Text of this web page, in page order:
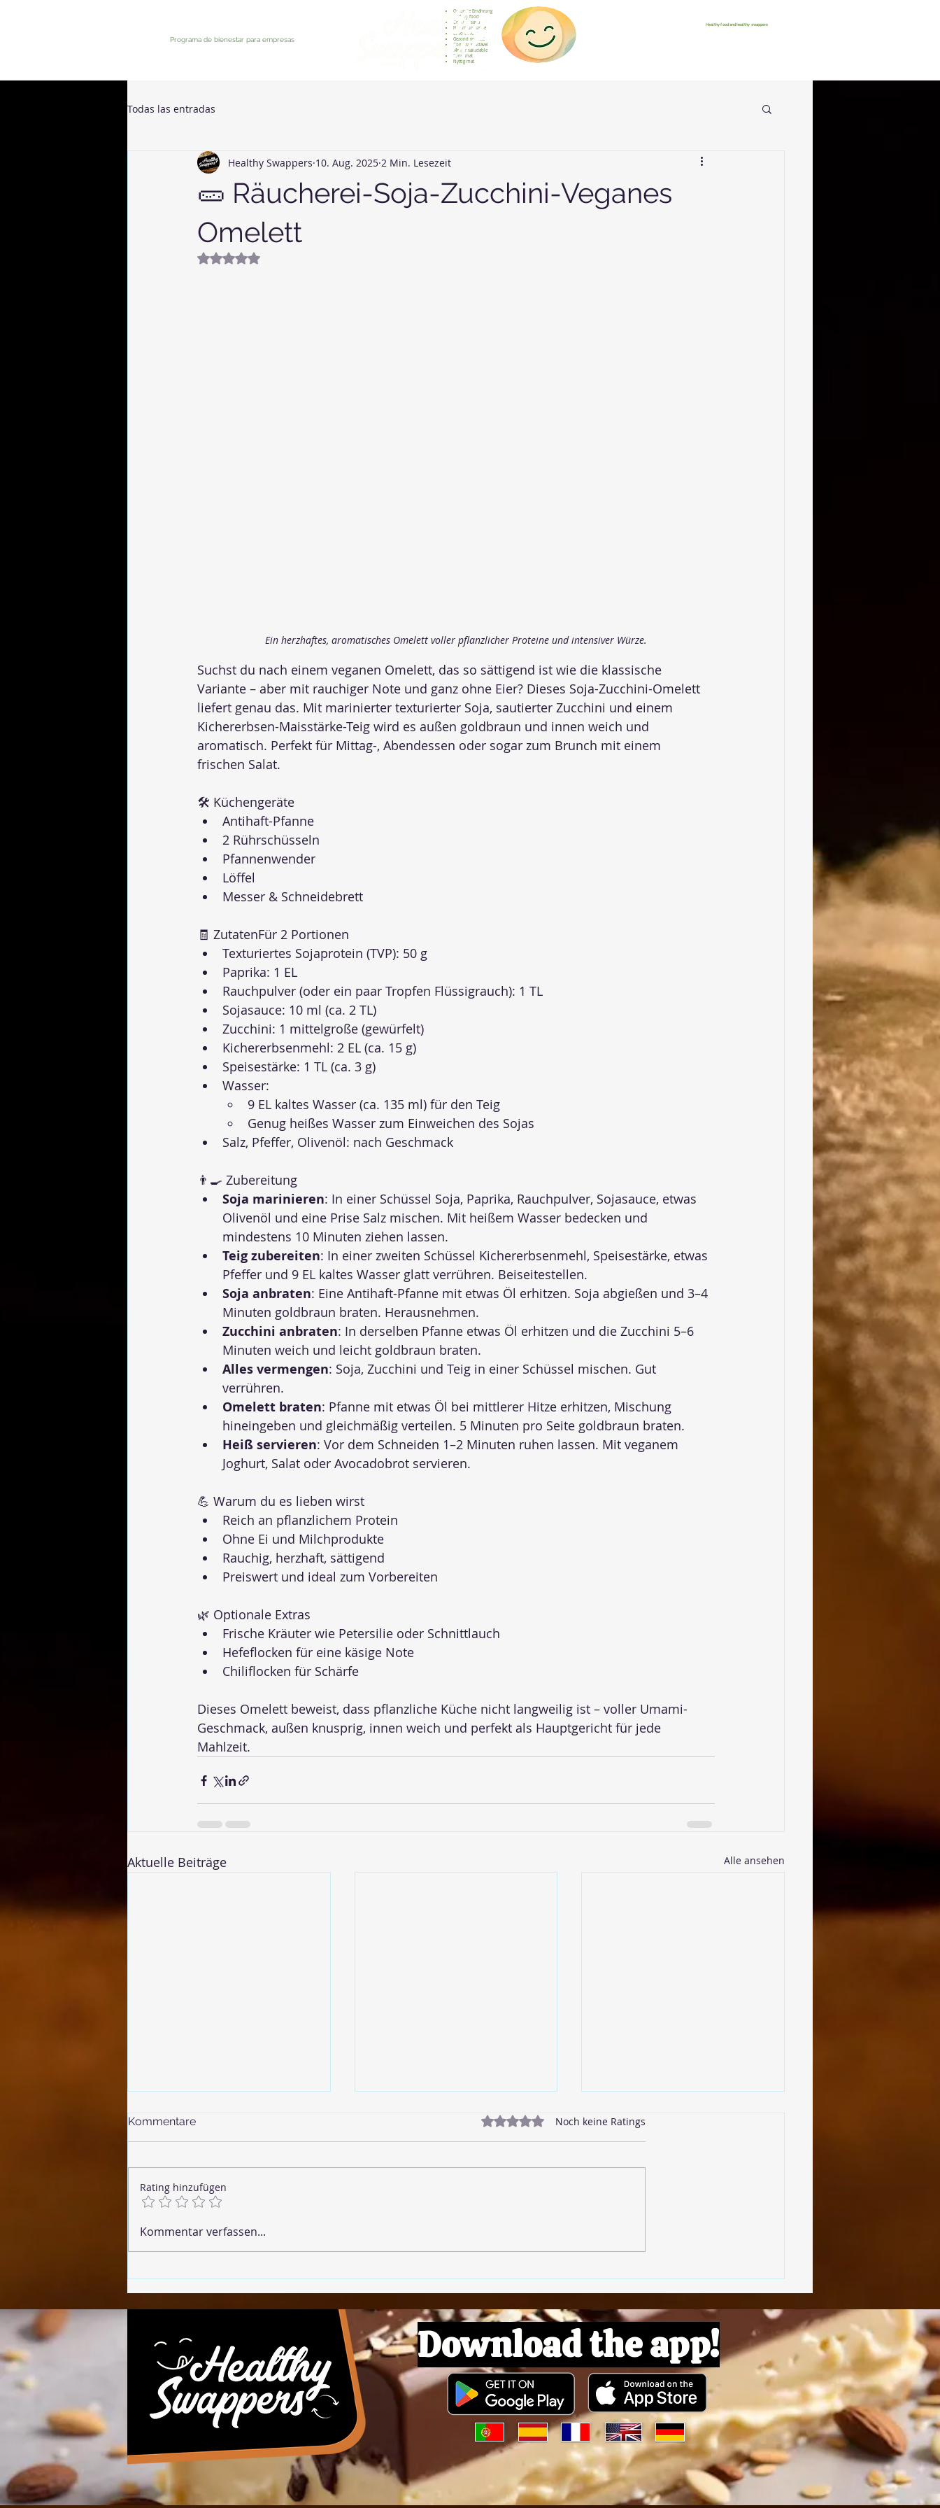
Programa de bienestar para empresas
Gesunde Ernährung
Healthy food
Comida sana
Nourriture saine
Cibo sano
Gezond voedsel
Comida saudável
Menjar saludable
Sunn mat
Nyttig mat
Healthy food and healthy swappers
Todas las entradas
🥒 Räucherei-Soja-Zucchini-Veganes
Omelett
Healthy Swappers 10. Aug. 2025 2 Min. Lesezeit
Mit NaN von 5 Sternen bewertet.
Ein herzhaftes, aromatisches Omelett voller pflanzlicher Proteine und intensiver Würze.
Suchst du nach einem veganen Omelett, das so sättigend ist wie die klassische
Variante – aber mit rauchiger Note und ganz ohne Eier? Dieses Soja-Zucchini-Omelett
liefert genau das. Mit marinierter texturierter Soja, sautierter Zucchini und einem
Kichererbsen-Maisstärke-Teig wird es außen goldbraun und innen weich und
aromatisch. Perfekt für Mittag-, Abendessen oder sogar zum Brunch mit einem
frischen Salat.
🛠 Küchengeräte
Antihaft-Pfanne
2 Rührschüsseln
Pfannenwender
Löffel
Messer & Schneidebrett
🧾 ZutatenFür 2 Portionen
Texturiertes Sojaprotein (TVP): 50 g
Paprika: 1 EL
Rauchpulver (oder ein paar Tropfen Flüssigrauch): 1 TL
Sojasauce: 10 ml (ca. 2 TL)
Zucchini: 1 mittelgroße (gewürfelt)
Kichererbsenmehl: 2 EL (ca. 15 g)
Speisestärke: 1 TL (ca. 3 g)
Wasser:
9 EL kaltes Wasser (ca. 135 ml) für den Teig
Genug heißes Wasser zum Einweichen des Sojas
Salz, Pfeffer, Olivenöl: nach Geschmack
👨‍🍳 Zubereitung
Soja marinieren: In einer Schüssel Soja, Paprika, Rauchpulver, Sojasauce, etwas
Olivenöl und eine Prise Salz mischen. Mit heißem Wasser bedecken und
mindestens 10 Minuten ziehen lassen.
Teig zubereiten: In einer zweiten Schüssel Kichererbsenmehl, Speisestärke, etwas
Pfeffer und 9 EL kaltes Wasser glatt verrühren. Beiseitestellen.
Soja anbraten: Eine Antihaft-Pfanne mit etwas Öl erhitzen. Soja abgießen und 3–4
Minuten goldbraun braten. Herausnehmen.
Zucchini anbraten: In derselben Pfanne etwas Öl erhitzen und die Zucchini 5–6
Minuten weich und leicht goldbraun braten.
Alles vermengen: Soja, Zucchini und Teig in einer Schüssel mischen. Gut
verrühren.
Omelett braten: Pfanne mit etwas Öl bei mittlerer Hitze erhitzen, Mischung
hineingeben und gleichmäßig verteilen. 5 Minuten pro Seite goldbraun braten.
Heiß servieren: Vor dem Schneiden 1–2 Minuten ruhen lassen. Mit veganem
Joghurt, Salat oder Avocadobrot servieren.
💪 Warum du es lieben wirst
Reich an pflanzlichem Protein
Ohne Ei und Milchprodukte
Rauchig, herzhaft, sättigend
Preiswert und ideal zum Vorbereiten
🌿 Optionale Extras
Frische Kräuter wie Petersilie oder Schnittlauch
Hefeflocken für eine käsige Note
Chiliflocken für Schärfe
Dieses Omelett beweist, dass pflanzliche Küche nicht langweilig ist – voller Umami-
Geschmack, außen knusprig, innen weich und perfekt als Hauptgericht für jede
Mahlzeit.
Aktuelle Beiträge Alle ansehen
🌶 Vegane Chorizo
Kommentare Mit 0 von 5 Sternen bewertet.
Noch keine Ratings
Rating hinzufügen
Kommentar verfassen...
Download the app!